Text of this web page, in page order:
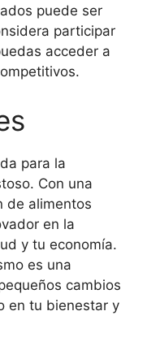
puede ser
participar
acceder a
para la
Con una
de alimentos
en la
y tu economía.
es una
cambios
en tu bienestar y